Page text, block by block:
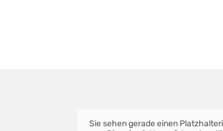
Sie sehen gerade einen